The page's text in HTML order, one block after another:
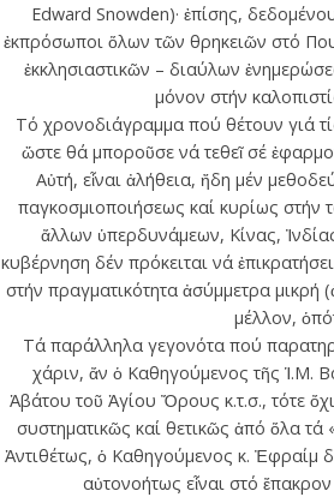
Edward Snowden)· ἐπίσης,
ἐκπρόσωποι ὅλων τῶν θρηκειῶν στό
ἐκκλησιαστικῶν – διαύλων
μόνον στήν
Τό χρονοδιάγραμμα πού θέτουν γιά
ὥστε θά μποροῦσε νά τεθεῖ σέ
Αὐτή, εἶναι ἀλήθεια, ἤδη μέν
παγκοσμιοποιήσεως καί κυρίως στήν
ἄλλων ὑπερδυνάμεων, Κίνας,
κυβέρνηση δέν πρόκειται νά
στήν πραγματικότητα ἀσύμμετρα
μέλλον,
Τά παράλληλα γεγονότα πού
χάριν, ἄν ὁ Καθηγούμενος τῆς Ἱ.Μ.
Ἀβάτου τοῦ Ἁγίου Ὄρους κ.τ.σ., τότε
συστηματικῶς καί θετικῶς ἀπό ὅλα
Ἀντιθέτως, ὁ Καθηγούμενος κ. Ἐφραίμ
αὐτονοήτως εἶναι στό